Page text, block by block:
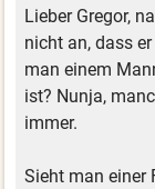
Lieber Gregor,
nicht an, dass
man einem
ist? Nunja,
immer.
Sieht man einer